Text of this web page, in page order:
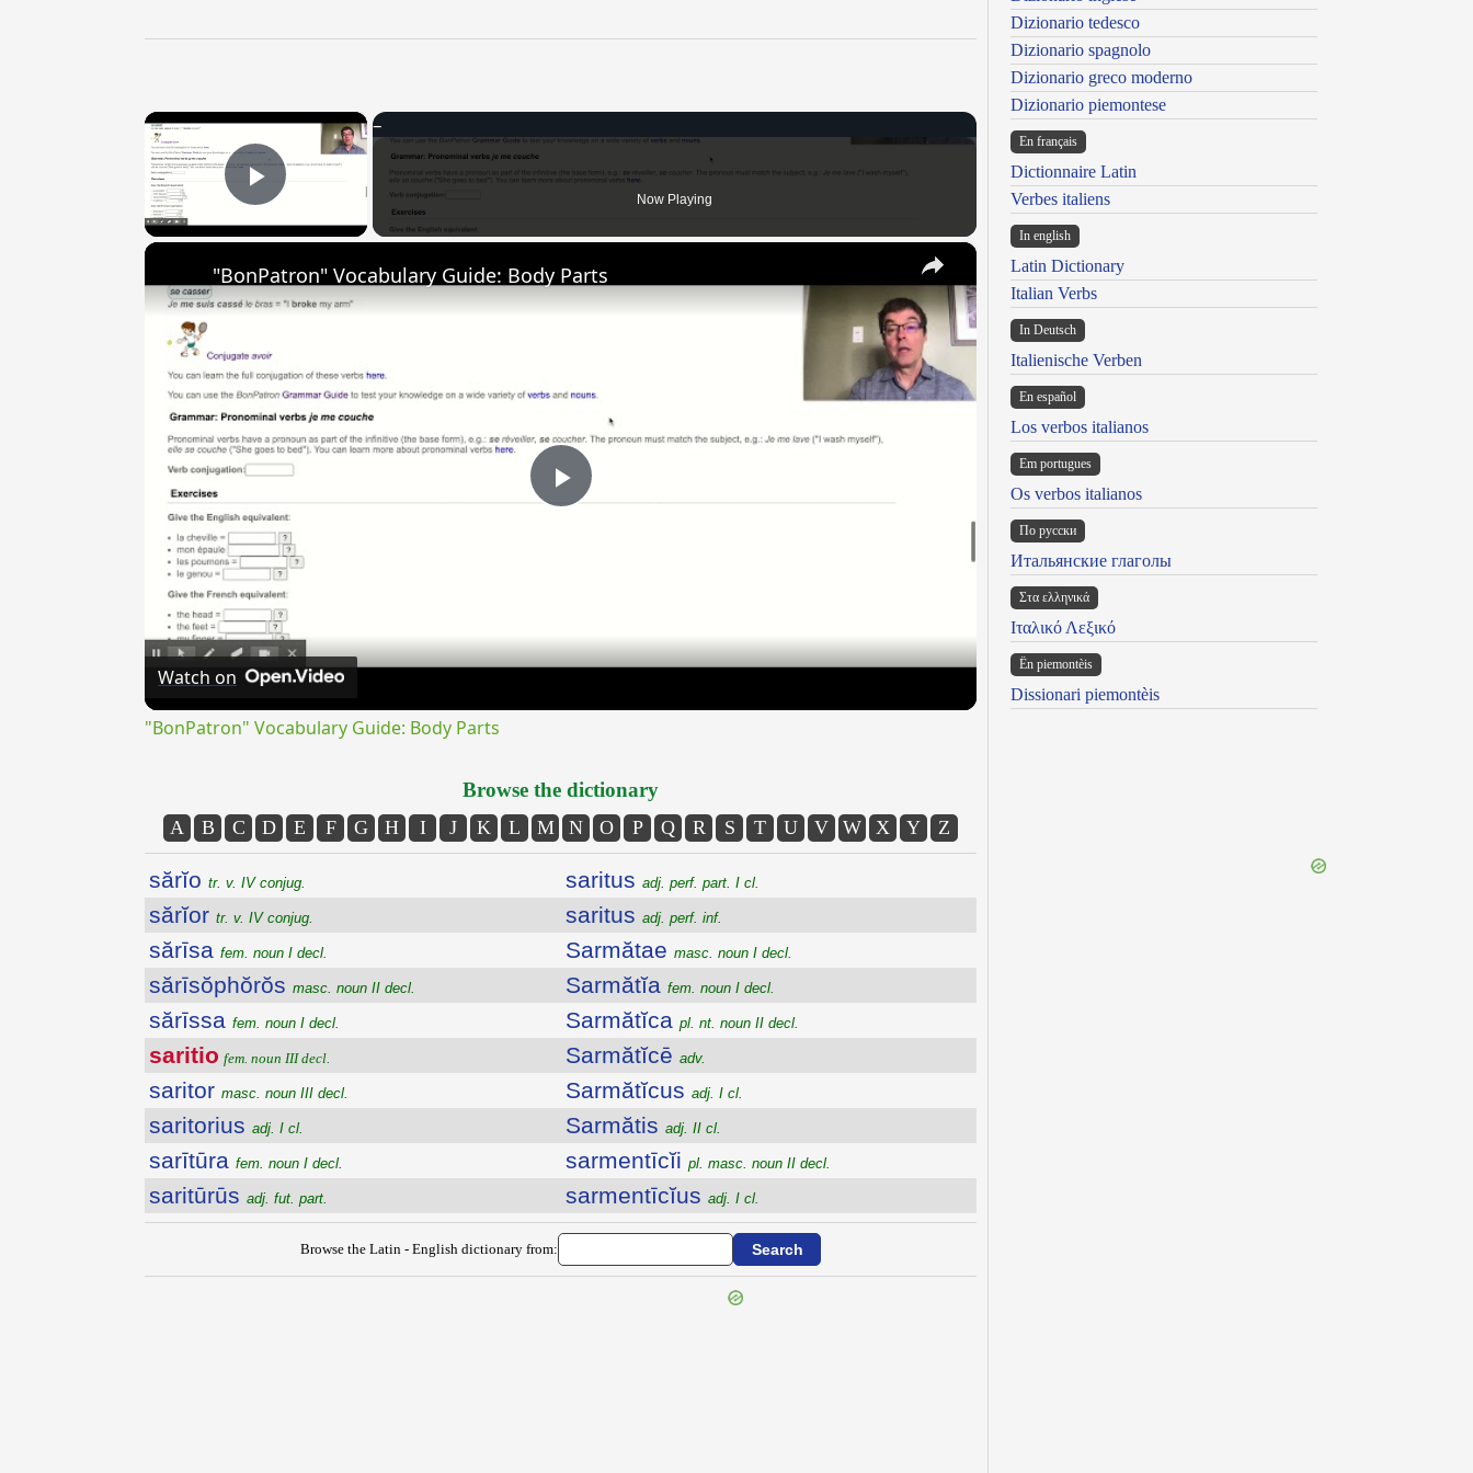
×
Play Video Now Playing
×
Play
"BonPatron" Vocabulary Guide: Body Parts
Watch on
"BonPatron" Vocabulary Guide: Body Parts
Browse the dictionary
A B C D E F G H I J K L M N O P Q R S T U V W X Y Z
sărĭo tr. v. IV conjug.
sărĭor tr. v. IV conjug.
sărīsa fem. noun I decl.
sărīsŏphŏrŏs masc. noun II decl.
sărīssa fem. noun I decl.
saritio fem. noun III decl.
saritor masc. noun III decl.
saritorius adj. I cl.
sarītūra fem. noun I decl.
saritūrūs adj. fut. part.
saritus adj. perf. part. I cl.
saritus adj. perf. inf.
Sarmătae masc. noun I decl.
Sarmătĭa fem. noun I decl.
Sarmătĭca pl. nt. noun II decl.
Sarmătĭcē adv.
Sarmătĭcus adj. I cl.
Sarmătis adj. II cl.
sarmentīcĭi pl. masc. noun II decl.
sarmentīcĭus adj. I cl.
Browse the Latin - English dictionary from:
Dizionario tedesco
Dizionario spagnolo
Dizionario greco moderno
Dizionario piemontese
En français
Dictionnaire Latin
Verbes italiens
In english
Latin Dictionary
Italian Verbs
In Deutsch
Italienische Verben
En español
Los verbos italianos
Em portugues
Os verbos italianos
По русски
Итальянские глаголы
Στα ελληνικά
Ιταλικό Λεξικό
Ën piemontèis
Dissionari piemontèis